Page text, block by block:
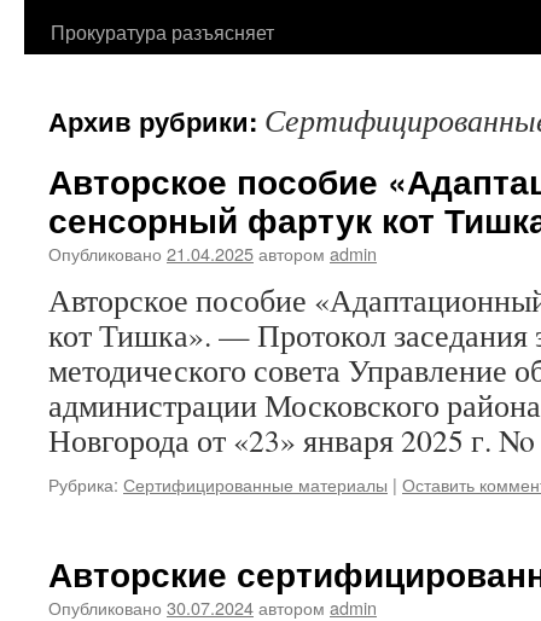
Прокуратура разъясняет
Архив рубрики:
Авторское пособие
сенсорный фартук кот
Опубликовано 21.04.2025автором admin
Авторское пособие
кот Тишка». — Протокол заседания
методического совета Управление
администрации Московского
Новгорода от «23» января 2025 г.
Рубрика: Сертифицированные материалы | Оставить
Авторские
Опубликовано 30.07.2024автором admin